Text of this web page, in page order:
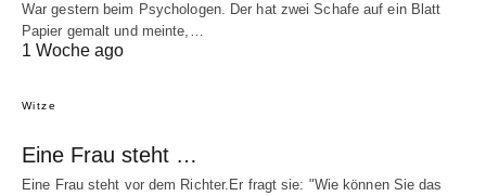
War gestern beim Psychologen. Der hat zwei Schafe auf ein Blatt
Papier gemalt und meinte,…
1 Woche ago
Witze
Eine Frau steht …
Eine Frau steht vor dem Richter.Er fragt sie: "Wie können Sie das